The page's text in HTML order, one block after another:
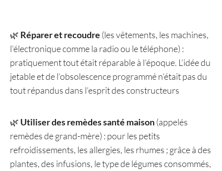
🌿 Réparer et recoudre (les vêtements, les machines,
l’électronique comme la radio ou le téléphone) :
pratiquement tout était réparable à l’époque. L’idée du
jetable et de l’obsolescence programmé n’était pas du
tout répandus dans l’esprit des constructeurs
🌿 Utiliser des remèdes santé maison(appelés
remèdes de grand-mère) : pour les petits
refroidissements, les allergies, les rhumes ; grâce à des
plantes, des infusions, le type de légumes consommés,